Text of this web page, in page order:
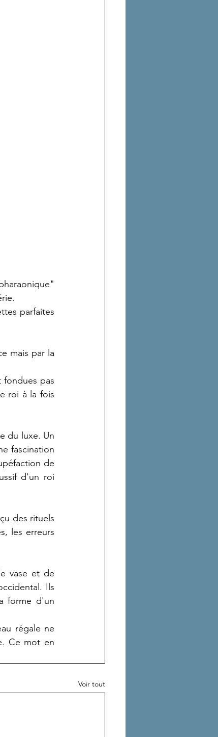
parfaites
mais par la
pas
roi à la fois
du luxe. Un
fascination
de
d'un roi
des rituels
les erreurs
vase et de
Ils
forme d'un
régale ne
Ce mot en
Voir tout